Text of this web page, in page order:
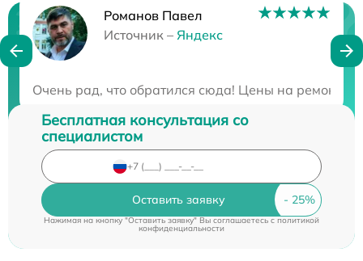
Романов Павел
Источник – Яндекс
Очень рад, что обратился сюда! Цены на ремонт
Нужна консультация?
Бесплатная консультация со
специалистом
Оставить заявку
Нажимая на кнопку "Оставить заявку" Вы соглашаетесь cполитикой
конфиденциальности